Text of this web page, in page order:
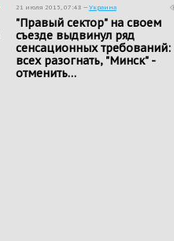
21 июля 2015, 07:48 — Украина
"Правый сектор" на своем
съезде выдвинул ряд
сенсационных требований:
всех разогнать, "Минск" -
отменить…